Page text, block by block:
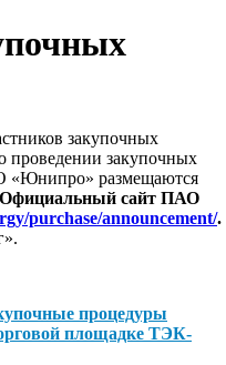
закупочных
проведении закупочных
«Юнипро» размещаются
Официальный сайт ПАО
purchase/announcement/.
процедуры
площадке ТЭК-